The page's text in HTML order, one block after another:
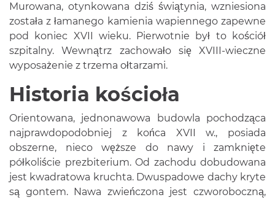
Murowana, otynkowana dziś świątynia, wzniesiona
została z łamanego kamienia wapiennego zapewne
pod koniec XVII wieku. Pierwotnie był to kościół
szpitalny. Wewnątrz zachowało się XVIII-wieczne
wyposażenie z trzema ołtarzami.
Historia kościoła
Orientowana, jednonawowa budowla pochodząca
najprawdopodobniej z końca XVII w., posiada
obszerne, nieco węższe do nawy i zamknięte
półkoliście prezbiterium. Od zachodu dobudowana
jest kwadratowa kruchta. Dwuspadowe dachy kryte
są gontem. Nawa zwieńczona jest czworoboczną,